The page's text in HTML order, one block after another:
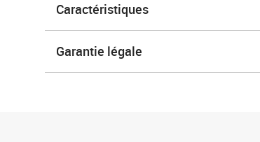
Caractéristiques
Garantie légale